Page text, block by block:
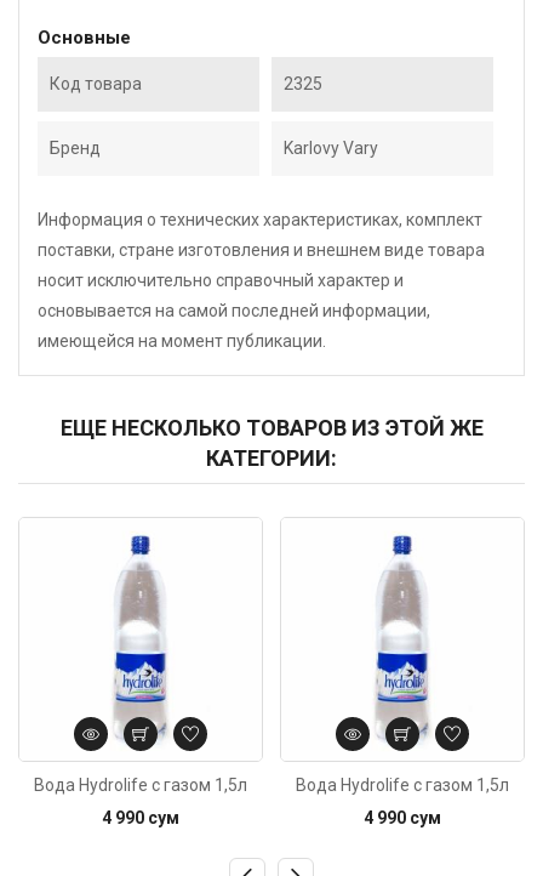
Основные
Код товара 2325
Бренд Karlovy Vary
Информация о технических характеристиках, комплект
поставки, стране изготовления и внешнем виде товара
носит исключительно справочный характер и
основывается на самой последней информации,
имеющейся на момент публикации.
ЕЩЕ НЕСКОЛЬКО ТОВАРОВ ИЗ ЭТОЙ ЖЕ
КАТЕГОРИИ:
Вода Hydrolife с газом 1,5л
4 990 сум
Вода Hydrolife с газом 1,5л
4 990 сум